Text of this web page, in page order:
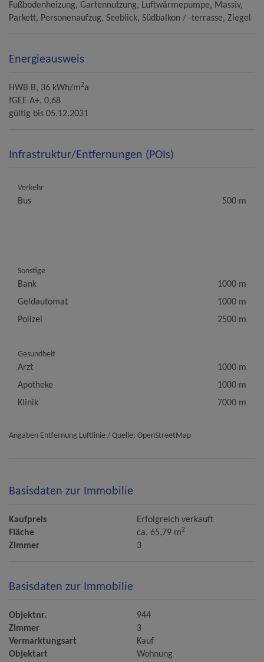
Fußbodenheizung Gartennutzung Luftwärmepumpe
Massiv
Parkett
Personenaufzug Seeblick Südbalkon / -terrasse Ziegel
Energieausweis
HWB B, 36 kWh/m2a
fGEE A+, 0,68
gültig bis 05.12.2031
Infrastruktur/Entfernungen (POIs)
Verkehr
Bus 500 m
Sonstige
Bank
1000 m
Geldautomat
1000 m
Polizei
2500 m
Gesundheit
Arzt
1000 m
Apotheke
1000 m
Klinik
7000 m
Angaben Entfernung Luftlinie / Quelle: OpenStreetMap
Basisdaten zur Immobilie
Kaufpreis
Erfolgreich verkauft
Fläche
ca. 65,79 m2
Zimmer 3
Basisdaten zur Immobilie
Objektnr.
944
Zimmer
3
Vermarktungsart
Kauf
Objektart
Wohnung